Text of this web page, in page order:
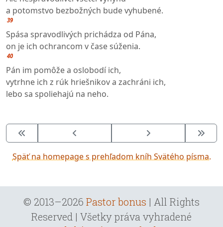
a potomstvo bezbožných bude vyhubené.
39
Spása spravodlivých prichádza od Pána,
on je ich ochrancom v čase súženia.
40
Pán im pomôže a oslobodí ich,
vytrhne ich z rúk hriešnikov a zachráni ich,
lebo sa spoliehajú na neho.
Späť na homepage s prehľadom kníh Svätého písma.
© 2013–2026 Pastor bonus | All Rights
Reserved | Všetky práva vyhradené